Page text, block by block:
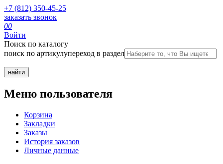
+7 (812) 350-45-25
заказать звонок
00
Войти
Поиск по каталогу
поиск по артикулупереход в раздел
Меню пользователя
Корзина
Закладки
Заказы
История заказов
Личные данные